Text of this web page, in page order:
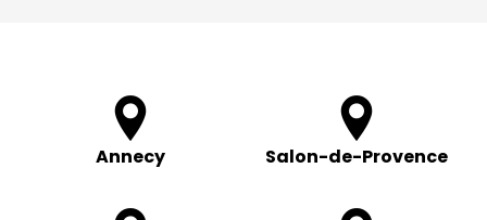
Annecy Salon-de-Provence